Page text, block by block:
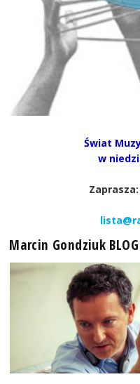
Świat
w
Marcin Gondziuk BLOG